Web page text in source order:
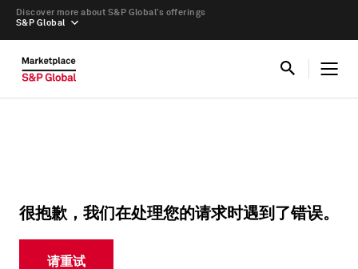
S&P Global
Discover more about S&P Global’s offerings
很抱歉，我们在处理您的请求时遇到了错误。
请重试